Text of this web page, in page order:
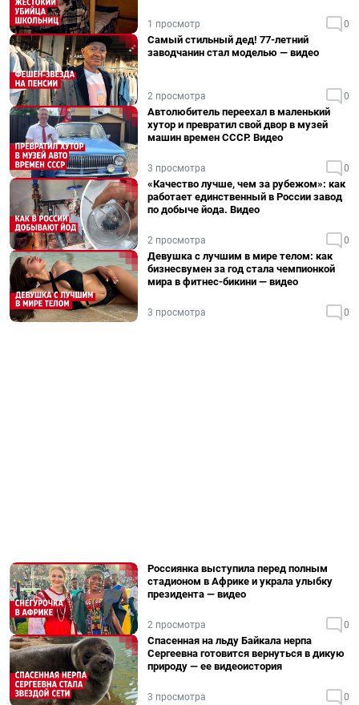
1 просмотр 0
Самый стильный дед! 77-летний
заводчанин стал моделью — видео
2 просмотра 0
Автолюбитель переехал в маленький
хутор и превратил свой двор в музей
машин времен СССР. Видео
3 просмотра 0
«Качество лучше, чем за рубежом»: как
работает единственный в России завод
по добыче йода. Видео
2 просмотра 0
Девушка с лучшим в мире телом: как
бизнесвумен за год стала чемпионкой
мира в фитнес-бикини — видео
3 просмотра 0
Россиянка выступила перед полным
стадионом в Африке и украла улыбку
президента — видео
2 просмотра 0
Спасенная на льду Байкала нерпа
Сергеевна готовится вернуться в дикую
природу — ее видеоистория
3 просмотра 0